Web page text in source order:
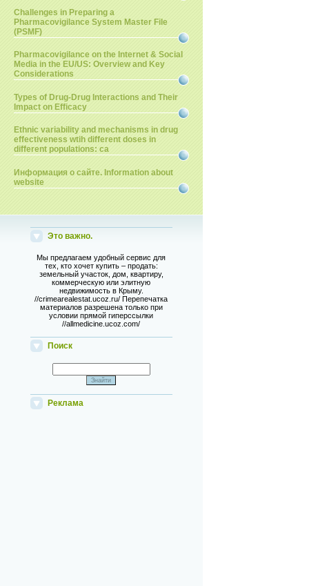
Challenges in Preparing a
Pharmacovigilance System Master File
(PSMF)
Pharmacovigilance on the Internet & Social
Media in the EU/US: Overview and Key
Considerations
Types of Drug-Drug Interactions and Their
Impact on Efficacy
Ethnic variability and mechanisms in drug
effectiveness wtih different doses in
different populations: ca
Информация о сайте. Information about
website
Это важно.
Мы предлагаем удобный сервис для
тех, кто хочет купить – продать:
земельный участок, дом, квартиру,
коммерческую или элитную
недвижимость в Крыму.
//crimearealestat.ucoz.ru/ Перепечатка
материалов разрешена только при
условии прямой гиперссылки
//allmedicine.ucoz.com/
Поиск
Реклама